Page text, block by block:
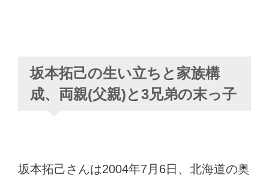
坂本拓己の生い立ちと家族構
成、両親(父親)と3兄弟の末っ子
坂本拓己さんは2004年7月6日、北海道の奥